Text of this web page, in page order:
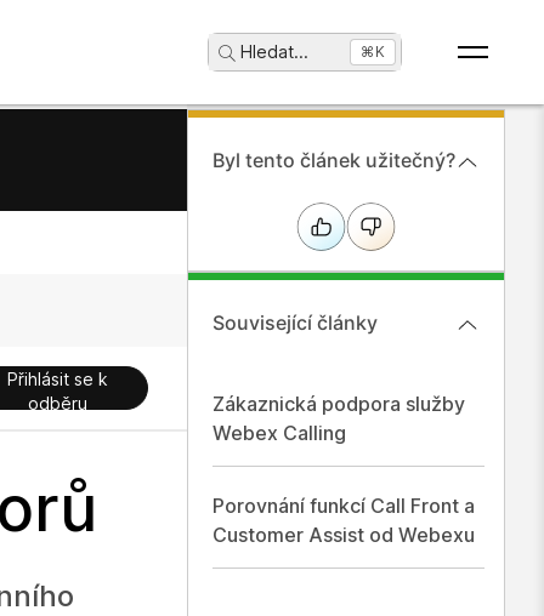
Hledat... ⌘K
Přihlásit se k
odběru
Byl tento článek užitečný?
Související články
Zákaznická podpora služby
Webex Calling
Porovnání funkcí Call Front a
Customer Assist od Webexu